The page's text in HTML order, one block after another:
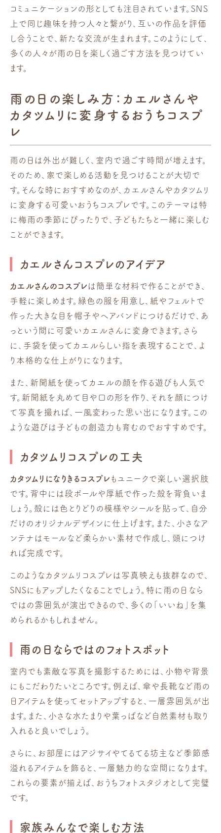
コミュニケーションの形としても注目されています。SNS
上で同じ趣味を持つ人々と繋がり、互いの作品を評価
し合うことで、新たな交流が生まれます。このようにして、
多くの人々が雨の日を楽しく過ごす方法を見つけてい
ます。
雨の日の楽しみ方：カエルさんや
カタツムリに変身するおうちコスプ
レ
雨の日は外出が難しく、室内で過ごす時間が増えます。
そのため、家で楽しめる活動を見つけることが大切で
す。そんな時におすすめなのが、カエルさんやカタツムリ
に変身する可愛いおうちコスプレです。このテーマは特
に梅雨の季節にぴったりで、子どもたちと一緒に楽しむ
ことができます。
カエルさんコスプレのアイデア
カエルさんのコスプレ は簡単な材料で作ることができ、
手軽に楽しめます。緑色の服を用意し、紙やフェルトで
作った大きな目を帽子やヘアバンドにつけるだけで、あ
っという間に可愛いカエルさんに変身できます。さら
に、手袋を使ってカエルらしい指を表現することで、よ
り本格的な仕上がりになります。
また、新聞紙を使ってカエルの顔を作る遊びも人気で
す。新聞紙を丸めて目や口の形を作り、それを顔につけ
て写真を撮れば、一風変わった思い出になります。この
ような遊びは子どもの創造力も育むのでおすすめです。
カタツムリコスプレの工夫
カタツムリになりきるコスプレ もユニークで楽しい選択肢
です。背中には段ボールや厚紙で作った殻を背負いま
しょう。殻には色とりどりの模様やシールを貼って、自分
だけのオリジナルデザインに仕上げます。また、小さなア
ンテナはモールなど柔らかい素材で作成し、頭につけ
れば完成です。
このようなカタツムリコスプレは写真映えも抜群なので、
SNSにもアップしたくなることでしょう。特に雨の日なら
ではの雰囲気が演出できるので、多くの「いいね」を集
められるかもしれません。
雨の日ならではのフォトスポット
室内でも素敵な写真を撮影するためには、小物や背景
にもこだわりたいところです。例えば、傘や長靴など雨の
日アイテムを使ってセットアップすると、一層雰囲気が出
ます。また、小さな水たまりや葉っぱなど自然素材も取り
入れると良いでしょう。
さらに、お部屋にはアジサイやてるてる坊主など季節感
溢れるアイテムを飾ると、一層魅力的な空間になります。
これらの要素が揃えば、おうちフォトスタジオとして完璧
です。
家族みんなで楽しむ方法